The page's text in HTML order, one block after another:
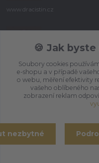
www.dracistin.cz
+420 737
(Po-Pá 9:30-
🍪 Jak
Soubory cookies
e-shopu a v případě
o webu, měření efektivity
vašeho oblíbeného
zobrazení reklam
nezbytné